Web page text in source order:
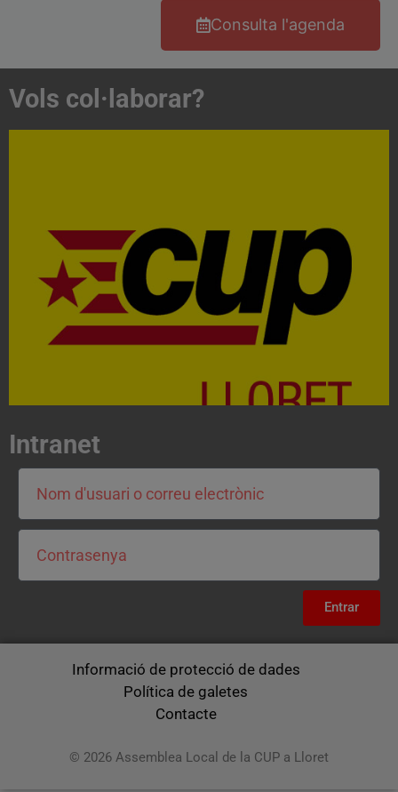
Consulta l'agenda
Vols col·laborar?
Contacta'ns i treballa per fer realitat el projecte de
l'esquerra independentista i anticapitalista
CONTACTA
Intranet
Entrar
Informació de protecció de dades
Política de galetes
Contacte
© 2026 Assemblea Local de la CUP a Lloret